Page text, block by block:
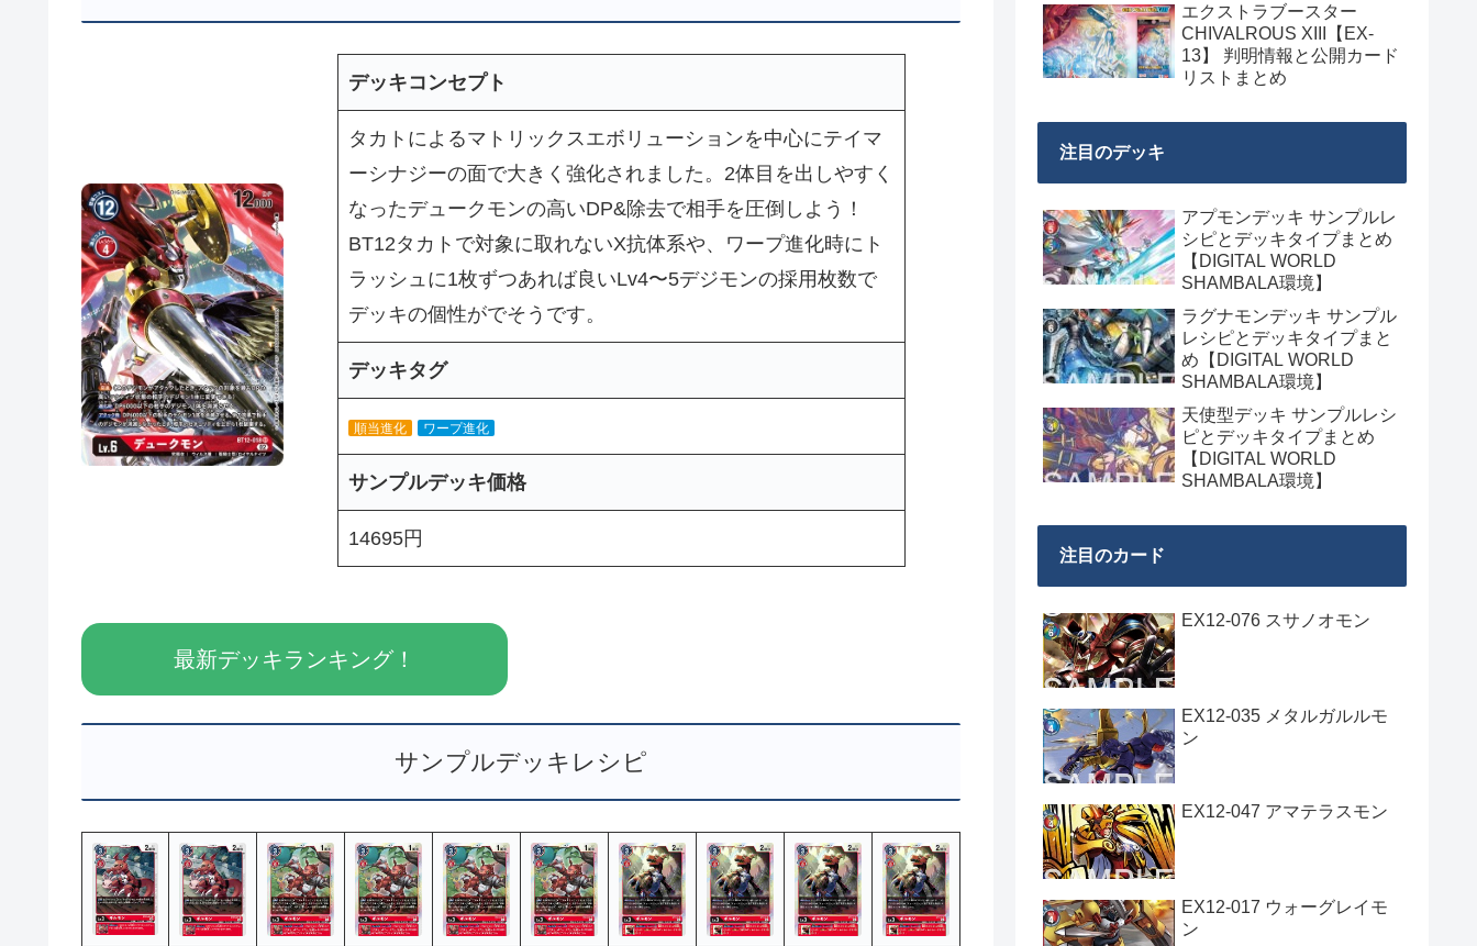
デッキコンセプト
タカトによるマトリックスエボリューションを中心にテイマ
ーシナジーの面で大きく強化されました。2体目を出しやすく
なったデュークモンの高いDP&除去で相手を圧倒しよう！
BT12タカトで対象に取れないX抗体系や、ワープ進化時にト
ラッシュに1枚ずつあれば良いLv4〜5デジモンの採用枚数で
デッキの個性がでそうです。
デッキタグ
順当進化 ワープ進化
サンプルデッキ価格
14695円
最新デッキランキング！
サンプルデッキレシピ
エクストラブースター
CHIVALROUS XIII【EX-
13】 判明情報と公開カード
リストまとめ
注目のデッキ
アプモンデッキ サンプルレ
シピとデッキタイプまとめ
【DIGITAL WORLD
SHAMBALA環境】
ラグナモンデッキ サンプル
レシピとデッキタイプまと
め【DIGITAL WORLD
SHAMBALA環境】
天使型デッキ サンプルレシ
ピとデッキタイプまとめ
【DIGITAL WORLD
SHAMBALA環境】
注目のカード
EX12-076 スサノオモン
EX12-035 メタルガルルモ
ン
EX12-047 アマテラスモン
EX12-017 ウォーグレイモ
ン